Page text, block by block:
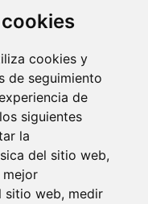
cookies y
de seguimiento
de
siguientes
la
del sitio web,
mejor
sitio web, medir
MAS GUAPA DE
LAS FOTOS
DE ARROW